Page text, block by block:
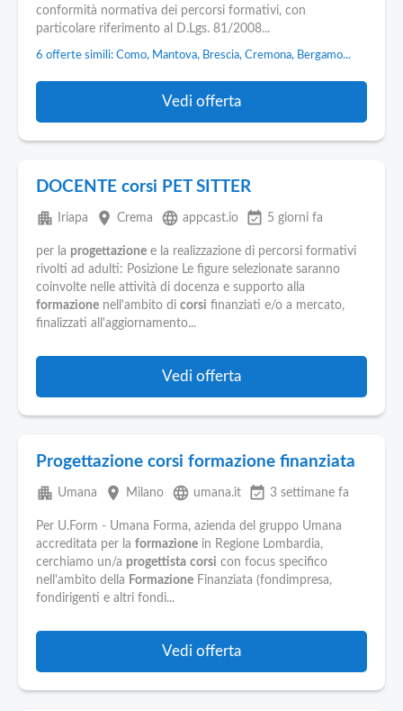
Area
Aziende
conformità normativa dei percorsi formativi, con
particolare riferimento al D.Lgs. 81/2008...
6 offerte simili: Como, Mantova, Brescia, Cremona, Bergamo...
Vedi offerta
DOCENTE corsi PET SITTER
apartment Iriapa place Crema language appcast.io event_available 5 giorni fa
per la progettazione e la realizzazione di percorsi formativi
rivolti ad adulti: Posizione Le figure selezionate saranno
coinvolte nelle attività di docenza e supporto alla
formazione nell'ambito di corsi finanziati e/o a mercato,
finalizzati all'aggiornamento...
Vedi offerta
Progettazione corsi formazione finanziata
apartment Umana place Milano language umana.it event_available 3 settimane fa
Per U.Form - Umana Forma, azienda del gruppo Umana
accreditata per la formazione in Regione Lombardia,
cerchiamo un/a progettista corsi con focus specifico
nell'ambito della Formazione Finanziata (fondimpresa,
fondirigenti e altri fondi...
Vedi offerta